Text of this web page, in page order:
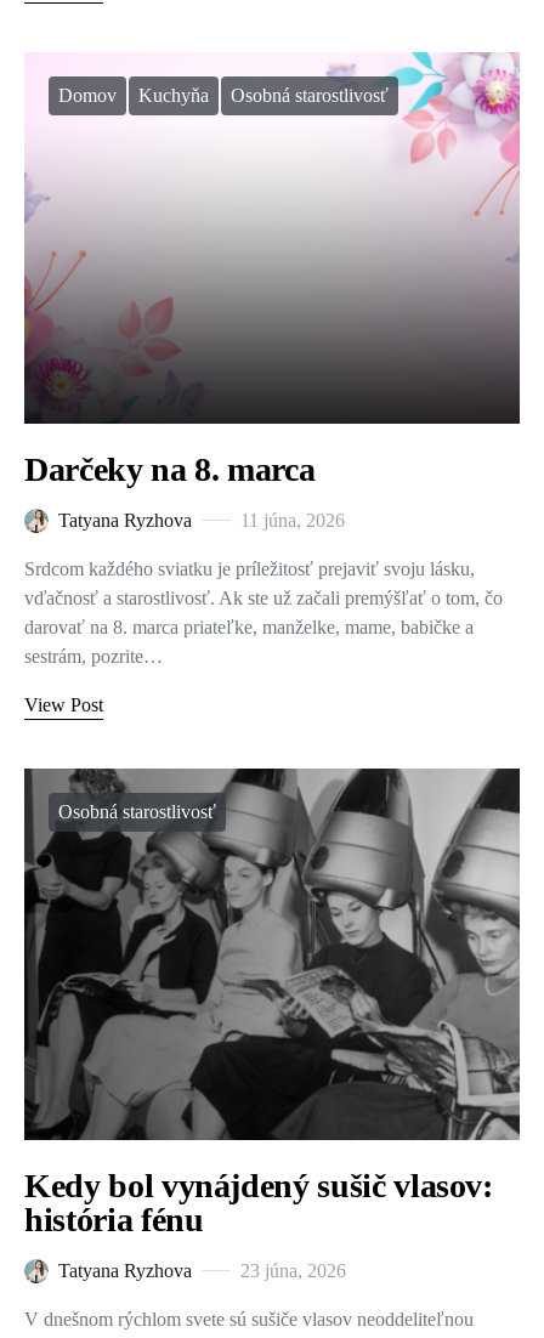
Domov Kuchyňa Osobná starostlivosť
Darčeky na 8. marca
Tatyana Ryzhova 11 júna, 2026
Srdcom každého sviatku je príležitosť prejaviť svoju lásku,
vďačnosť a starostlivosť. Ak ste už začali premýšľať o tom, čo
darovať na 8. marca priateľke, manželke, mame, babičke a
sestrám, pozrite…
View Post
Osobná starostlivosť
Kedy bol vynájdený sušič vlasov:
história fénu
Tatyana Ryzhova 23 júna, 2026
V dnešnom rýchlom svete sú sušiče vlasov neoddeliteľnou